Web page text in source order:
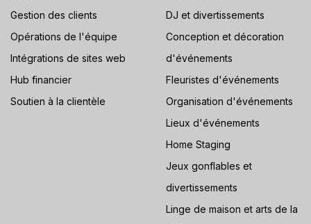
Gestion des clients
Opérations de l'équipe
Intégrations de sites web
Hub financier
Soutien à la clientèle
DJ et divertissements
Conception et décoration
d'événements
Fleuristes d'événements
Organisation d'événements
Lieux d'événements
Home Staging
Jeux gonflables et
divertissements
Linge de maison et arts de la